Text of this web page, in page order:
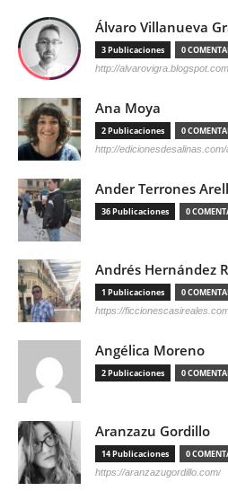
Álvaro Villanueva
3 Publicaciones 0
http://
Ana Moya
2 Publicaciones 0
http://
Ander Terrones
36 Publicaciones 0
Andrés Hernández
1 Publicaciones 0
https://
Angélica Moreno
2 Publicaciones 0
Aranzazu Gordillo
14 Publicaciones 0
https://aranzazugordillo.com/